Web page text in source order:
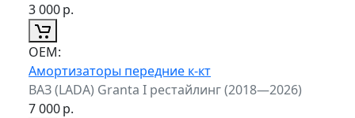
3 000р.
ОЕМ:
Амортизаторы передние к-кт
ВАЗ (LADA) Granta I рестайлинг (2018—2026)
7 000р.